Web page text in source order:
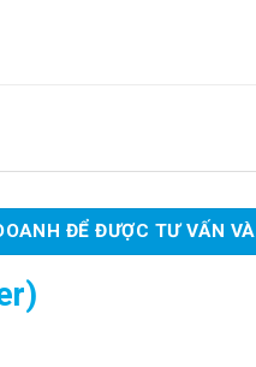
ĐỂ ĐƯỢC TƯ VẤN